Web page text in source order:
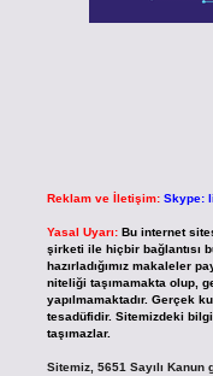
Reklam ve İletişim: Skype:
Yasal Uyarı: Bu internet
şirketi ile hiçbir bağlantısı
hazırladığımız makaleler
niteliği taşımamakta olup,
yapılmamaktadır. Gerçek
tesadüfidir. Sitemizdeki
taşımazlar.
Sitemiz, 5651 Sayılı